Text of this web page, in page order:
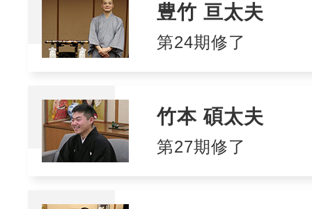
豊竹 亘太夫
第24期修了
竹本 碩太夫
第27期修了